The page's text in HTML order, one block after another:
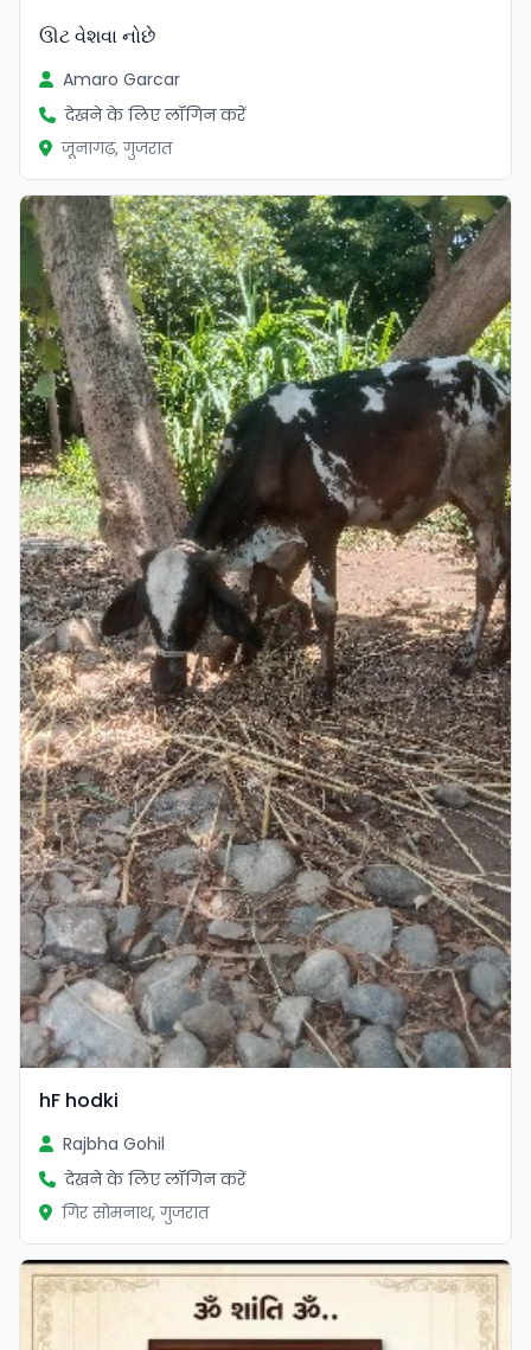
ઊટ વેશવા નોછે
Amaro Garcar
देखने के लिए लॉगिन करें
जूनागढ़, गुजरात
hF hodki
Rajbha Gohil
देखने के लिए लॉगिन करें
गिर सोमनाथ, गुजरात